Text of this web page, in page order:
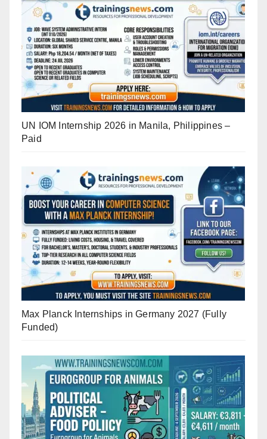
UN IOM Internship 2026 in Manila, Philippines –
Paid
Max Planck Internships in Germany 2027 (Fully
Funded)